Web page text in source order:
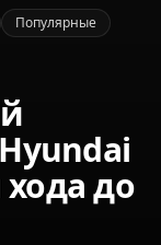
Популярные
хода до